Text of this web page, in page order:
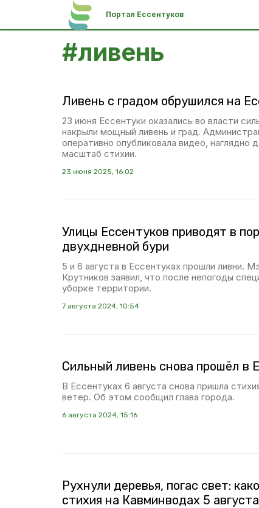
Портал Ессентуков
#ливень
Ливень с градом обрушился на
23 июня Ессентуки оказались во власти
накрыли мощный ливень и град.
оперативно опубликовала видео,
масштаб стихии.
23 июня 2025, 16:02
Улицы Ессентуков приводят в
двухдневной бури
5 и 6 августа в Ессентуках прошли ливни.
Крутников заявил, что после непогоды
уборке территории.
7 августа 2024, 10:54
Сильный ливень снова прошёл в
В Ессентуках 6 августа снова пришла
ветер. Об этом сообщил глава города.
6 августа 2024, 15:16
Рухнули деревья, погас свет:
стихия на Кавминводах 5 августа